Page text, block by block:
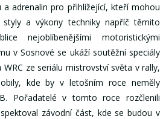
a adrenalin pro přihlížející, kteří mohou
a výkony techniky napříč těmito
nejoblíbenějšími motoristickými
v Sosnové se ukáží soutěžní speciály
ze seriálu mistrovství světa v rally,
kde by v letošním roce neměly
Pořadatelé v tomto roce rozčlenili
závodní část, kde se budou v